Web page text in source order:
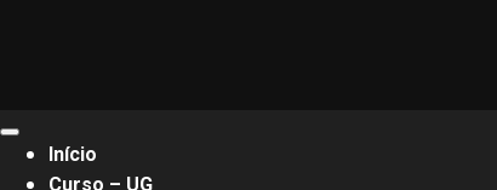
Primary
Menu
Início
Curso – UG